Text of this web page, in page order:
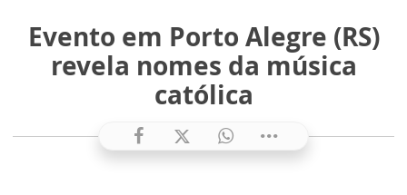
Evento em Porto Alegre (RS)
revela nomes da música
católica